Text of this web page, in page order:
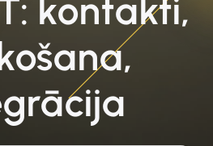
kontakti,